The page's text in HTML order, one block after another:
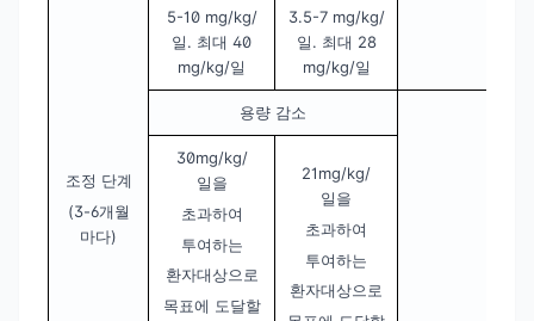
조정 단계
(3-6개월
마다)
5-10 mg/kg/
일. 최대 40
mg/kg/일
3.5-7 mg/kg/
일. 최대 28
mg/kg/일
용량 감소
30mg/kg/
일을
초과하여
투여하는
환자대상으로
목표에 도달할
21mg/kg/
일을
초과하여
투여하는
환자대상으로